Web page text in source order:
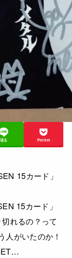
送る Pocket
15カード」
15カード」
れるの？って
人がいたのか！